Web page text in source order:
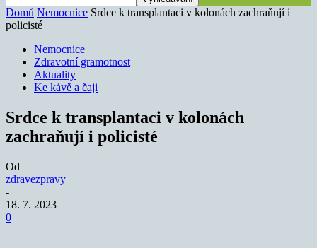
Domů Nemocnice Srdce k transplantaci v kolonách zachraňují i
policisté
Nemocnice
Zdravotní gramotnost
Aktuality
Ke kávě a čaji
Srdce k transplantaci v kolonách
zachraňují i policisté
Od
zdravezpravy
-
18. 7. 2023
0